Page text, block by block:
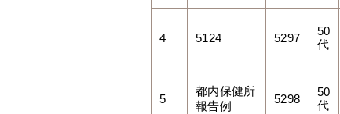
4 5124 5297
50
代
5
都内保健所
報告例
5298
50
代